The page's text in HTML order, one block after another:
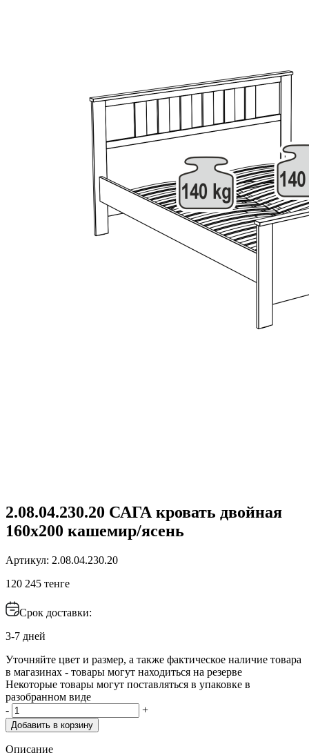
2.08.04.230.20 САГА кровать двойная
160х200 кашемир/ясень
Артикул: 2.08.04.230.20
120 245 тенге
Срок доставки:
3-7 дней
Уточняйте цвет и размер, а также фактическое наличие товара
в магазинах - товары могут находиться на резерве
Некоторые товары могут поставляться в упаковке в
разобранном виде
-
+
Добавить в корзину
Описание